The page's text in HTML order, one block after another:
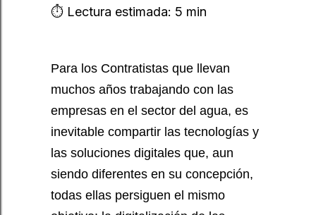
⏱️ Lectura estimada: 5 min
Para los Contratistas que llevan
muchos años trabajando con las
empresas en el sector del agua, es
inevitable compartir las tecnologías y
las soluciones digitales que, aun
siendo diferentes en su concepción,
todas ellas persiguen el mismo